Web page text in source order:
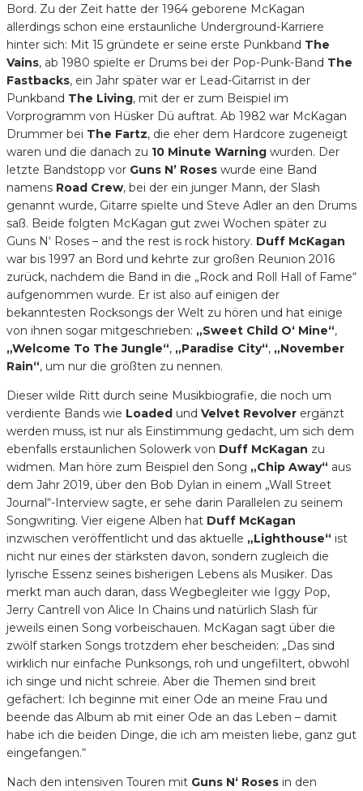
Bord. Zu der Zeit hatte der 1964 geborene McKagan
allerdings schon eine erstaunliche Underground-Karriere
hinter sich: Mit 15 gründete er seine erste Punkband The
Vains, ab 1980 spielte er Drums bei der Pop-Punk-Band The
Fastbacks, ein Jahr später war er Lead-Gitarrist in der
Punkband The Living, mit der er zum Beispiel im
Vorprogramm von Hüsker Dü auftrat. Ab 1982 war McKagan
Drummer bei The Fartz, die eher dem Hardcore zugeneigt
waren und die danach zu 10 Minute Warning wurden. Der
letzte Bandstopp vor Guns N’ Roses wurde eine Band
namens Road Crew, bei der ein junger Mann, der Slash
genannt wurde, Gitarre spielte und Steve Adler an den Drums
saß. Beide folgten McKagan gut zwei Wochen später zu
Guns N‘ Roses – and the rest is rock history. Duff McKagan
war bis 1997 an Bord und kehrte zur großen Reunion 2016
zurück, nachdem die Band in die „Rock and Roll Hall of Fame“
aufgenommen wurde. Er ist also auf einigen der
bekanntesten Rocksongs der Welt zu hören und hat einige
von ihnen sogar mitgeschrieben: „Sweet Child O‘ Mine“,
„Welcome To The Jungle“, „Paradise City“, „November
Rain“, um nur die größten zu nennen.
Dieser wilde Ritt durch seine Musikbiografie, die noch um
verdiente Bands wie Loaded und Velvet Revolver ergänzt
werden muss, ist nur als Einstimmung gedacht, um sich dem
ebenfalls erstaunlichen Solowerk von Duff McKagan zu
widmen. Man höre zum Beispiel den Song „Chip Away“ aus
dem Jahr 2019, über den Bob Dylan in einem „Wall Street
Journal“-Interview sagte, er sehe darin Parallelen zu seinem
Songwriting. Vier eigene Alben hat Duff McKagan
inzwischen veröffentlicht und das aktuelle „Lighthouse“ ist
nicht nur eines der stärksten davon, sondern zugleich die
lyrische Essenz seines bisherigen Lebens als Musiker. Das
merkt man auch daran, dass Wegbegleiter wie Iggy Pop,
Jerry Cantrell von Alice In Chains und natürlich Slash für
jeweils einen Song vorbeischauen. McKagan sagt über die
zwölf starken Songs trotzdem eher bescheiden: „Das sind
wirklich nur einfache Punksongs, roh und ungefiltert, obwohl
ich singe und nicht schreie. Aber die Themen sind breit
gefächert: Ich beginne mit einer Ode an meine Frau und
beende das Album ab mit einer Ode an das Leben – damit
habe ich die beiden Dinge, die ich am meisten liebe, ganz gut
eingefangen.“
Nach den intensiven Touren mit Guns N‘ Roses in den